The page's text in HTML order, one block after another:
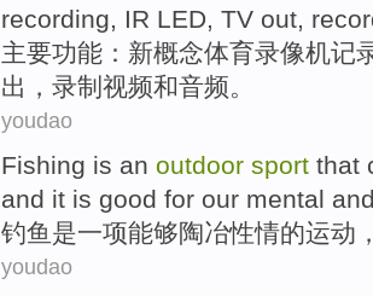
recording
IR LED TV out
主要功能 ： 新概念体育录像机记
出 ， 录制 视频和音频 。
youdao
Fishing is an outdoor sport that
and it is good for our mental
钓鱼 是一项能够陶冶性情的运动
youdao